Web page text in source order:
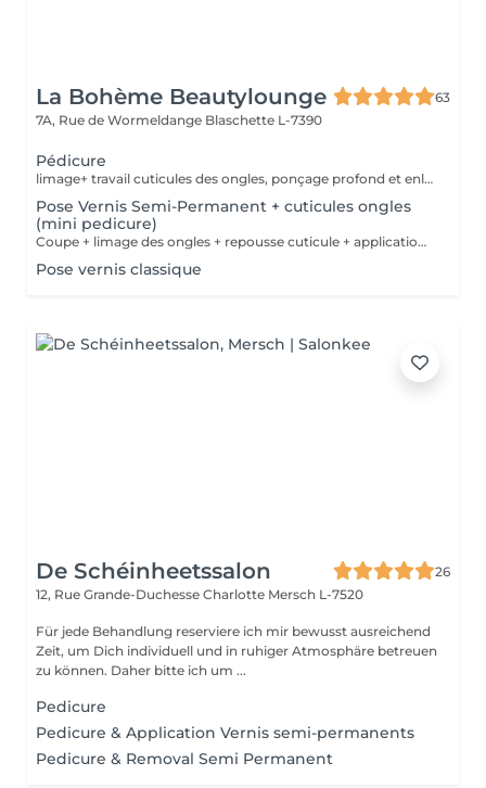
La Bohème Beautylounge
63
7A, Rue de Wormeldange Blaschette L-7390
Pédicure
limage+ travail cuticules des ongles, ponçage profond et enlèvement des peaux mortes des pieds + peeling
Pose Vernis Semi-Permanent + cuticules ongles
(mini pedicure)
Coupe + limage des ongles + repousse cuticule + application vernis semi-permanent ( contrairement à la pédicure complète on ne travaille pas les peaux ni les talons des pieds)
Pose vernis classique
De Schéinheetssalon
26
12, Rue Grande-Duchesse Charlotte Mersch L-7520
Für jede Behandlung reserviere ich mir bewusst ausreichend
Zeit, um Dich individuell und in ruhiger Atmosphäre betreuen
zu können. Daher bitte ich um ...
Pedicure
Pedicure & Application Vernis semi-permanents
Pedicure & Removal Semi Permanent